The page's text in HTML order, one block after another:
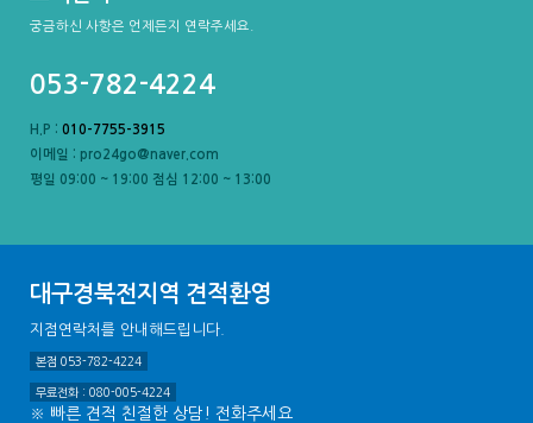
궁금하신 사항은 언제든지 연락주세요.
053-782-4224
H.P : 010-7755-3915
이메일 : pro24go@naver.com
평일 09:00 ~ 19:00 점심 12:00 ~ 13:00
대구경북전지역 견적환영
지점연락처를 안내해드립니다.
본점 053-782-4224
무료전화 : 080-005-4224
※ 빠른 견적 친절한 상담! 전화주세요